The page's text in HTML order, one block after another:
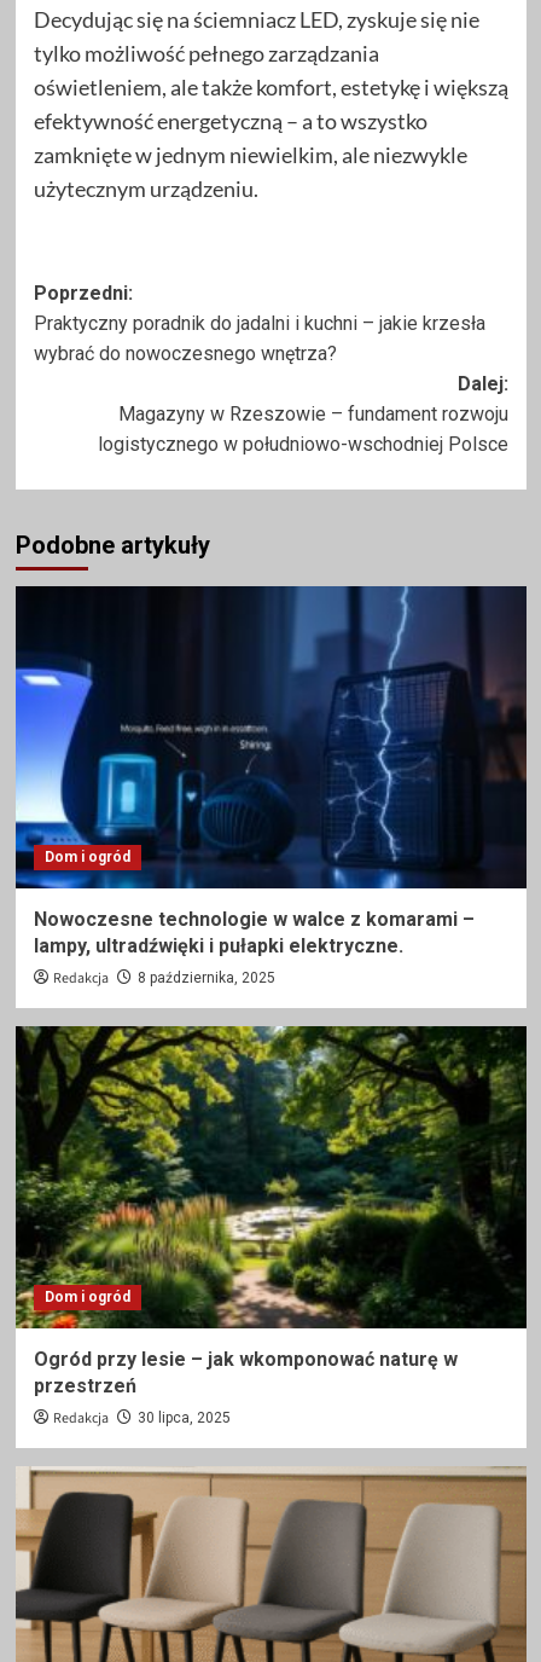
Decydując się na ściemniacz LED, zyskuje się nie
tylko możliwość pełnego zarządzania
oświetleniem, ale także komfort, estetykę i większą
efektywność energetyczną – a to wszystko
zamknięte w jednym niewielkim, ale niezwykle
użytecznym urządzeniu.
Zobacz
wpisy
Poprzedni:
Praktyczny poradnik do jadalni i kuchni – jakie krzesła
wybrać do nowoczesnego wnętrza?
Dalej:
Magazyny w Rzeszowie – fundament rozwoju
logistycznego w południowo-wschodniej Polsce
Podobne artykuły
Dom i ogród
Nowoczesne technologie w walce z komarami –
lampy, ultradźwięki i pułapki elektryczne.
Redakcja 8 października, 2025
Dom i ogród
Ogród przy lesie – jak wkomponować naturę w
przestrzeń
Redakcja 30 lipca, 2025